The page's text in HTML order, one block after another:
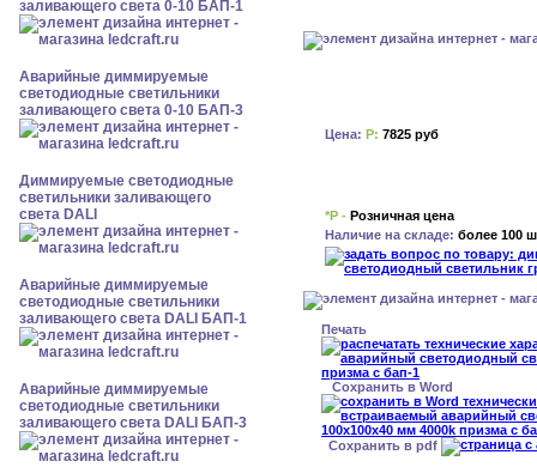
заливающего света 0-10 БАП-1
Аварийные диммируемые
светодиодные светильники
заливающего света 0-10 БАП-3
Диммируемые светодиодные
светильники заливающего
света DALI
Аварийные диммируемые
светодиодные светильники
заливающего света DALI БАП-1
Аварийные диммируемые
светодиодные светильники
заливающего света DALI БАП-3
Цена: Р: 7825 руб
*Р - Розничная цена
Наличие на складе: более 100
Печать
Сохранить в Word
Сохранить в pdf